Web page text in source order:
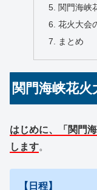
関門海峡
花火大会
まとめ
関門海峡花
はじめに、「関門
します。
【日程】